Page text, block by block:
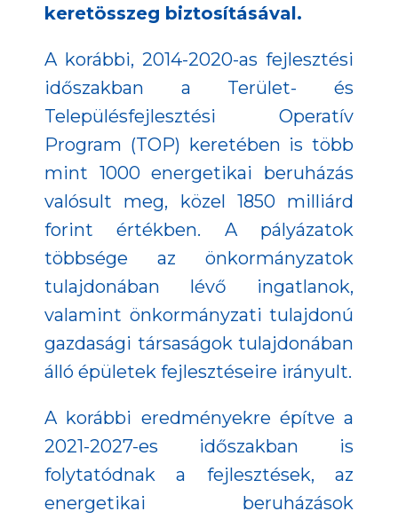
keretösszeg biztosításával.
A korábbi, 2014-2020-as fejlesztési
időszakban a Terület- és
Településfejlesztési Operatív
Program (TOP) keretében is több
mint 1000 energetikai beruházás
valósult meg, közel 1850 milliárd
forint értékben. A pályázatok
többsége az önkormányzatok
tulajdonában lévő ingatlanok,
valamint önkormányzati tulajdonú
gazdasági társaságok tulajdonában
álló épületek fejlesztéseire irányult.
A korábbi eredményekre építve a
2021-2027-es időszakban is
folytatódnak a fejlesztések, az
energetikai beruházások